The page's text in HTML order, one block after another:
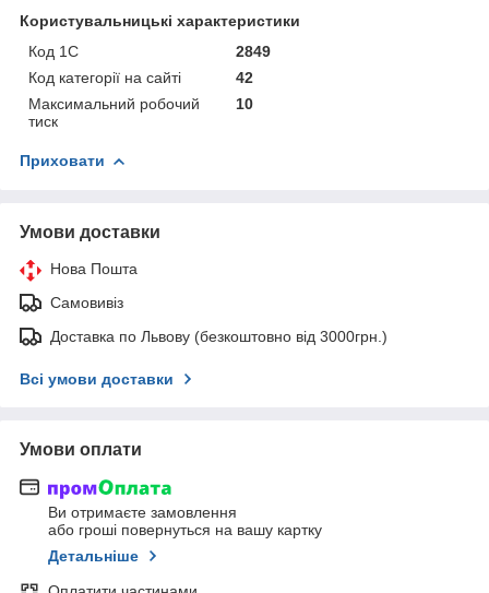
Користувальницькі характеристики
Код 1С
2849
Код категорії на сайті
42
Максимальний робочий
тиск
10
Приховати
Умови доставки
Нова Пошта
Самовивіз
Доставка по Львову (безкоштовно від 3000грн.)
Всі умови доставки
Умови оплати
Ви отримаєте замовлення
або гроші повернуться на вашу картку
Детальніше